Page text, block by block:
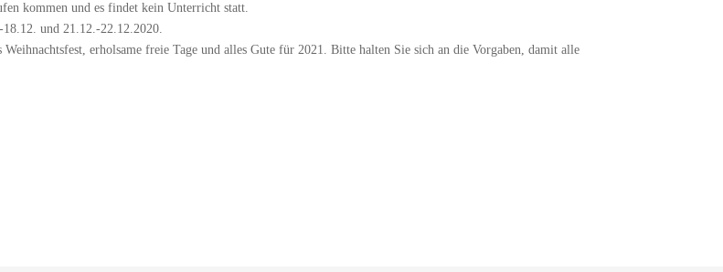
kommen und es findet kein Unterricht statt.
und 21.12.-22.12.2020.
erholsame freie Tage und alles Gute für 2021. Bitte halten Sie sich an die Vorgaben, damit alle